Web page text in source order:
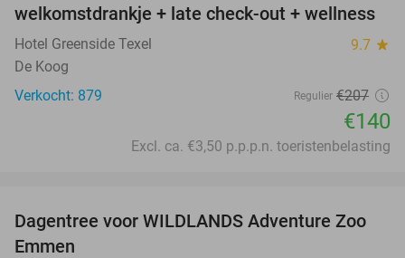
welkomstdrankje + late check-out + wellness
Hotel Greenside Texel 9.7 star
De Koog
Verkocht: 879
Regulier €207
€140
Excl. ca. €3,50 p.p.p.n. toeristenbelasting
24%
Dagentree voor WILDLANDS Adventure Zoo
Emmen